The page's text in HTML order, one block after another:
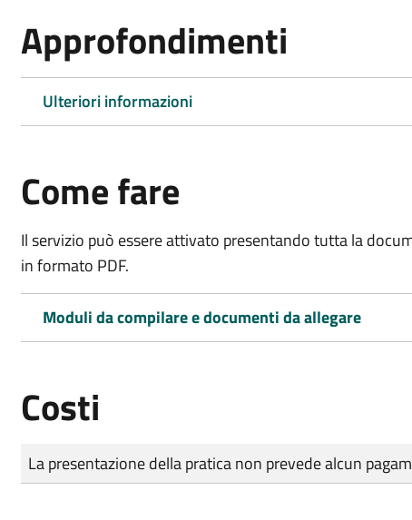
Approfondimenti
Ulteriori informazioni
Come fare
Il servizio può essere attivato presentando tutta la
in formato PDF.
Moduli da compilare e documenti da allegare
Costi
Tipo di pagamento
Importo
La presentazione della pratica non prevede alcun